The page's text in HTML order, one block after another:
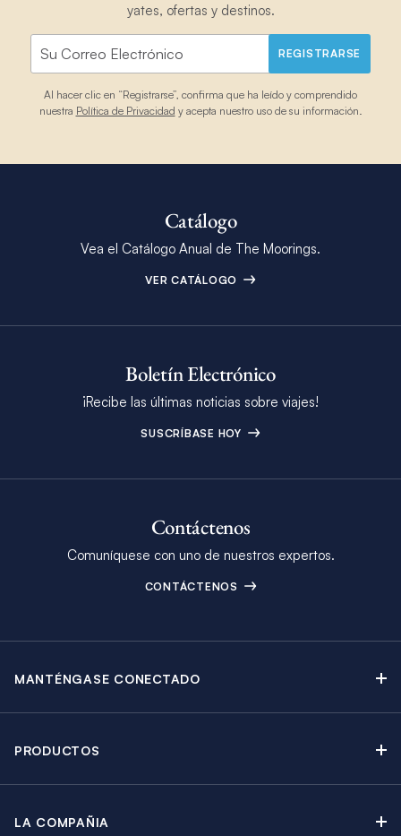
yates, ofertas y destinos.
REGISTRARSE
Al hacer clic en “Registrarse”, confirma que ha leído y comprendido
nuestra Política de Privacidad y acepta nuestro uso de su información.
Catálogo
Vea el Catálogo Anual de The Moorings.
VER CATÁLOGO
Boletín Electrónico
¡Recibe las últimas noticias sobre viajes!
SUSCRÍBASE HOY
Contáctenos
Comuníquese con uno de nuestros expertos.
CONTÁCTENOS
MANTÉNGASE CONECTADO
Promociones
PRODUCTOS
LA COMPAÑIA